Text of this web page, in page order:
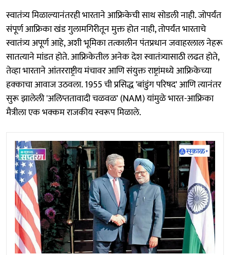
स्वातंत्र्य मिळाल्यानंतरही भारताने आफ्रिकेची साथ सोडली नाही. जोपर्यंत
संपूर्ण आफ्रिका खंड गुलामगिरीतून मुक्त होत नाही, तोपर्यंत भारताचे
स्वातंत्र्य अपूर्ण आहे, अशी भूमिका तत्कालीन पंतप्रधान जवाहरलाल नेहरू
सातत्याने मांडत होते. आफ्रिकेतील अनेक देश स्वातंत्र्यासाठी लढत होते,
तेव्हा भारताने आंतरराष्ट्रीय मंचावर आणि संयुक्त राष्ट्रांमध्ये आफ्रिकेच्या
हक्काचा आवाज उठवला. 1955 ची प्रसिद्ध 'बांडुंग परिषद' आणि त्यानंतर
सुरू झालेली 'अलिप्ततावादी चळवळ' (NAM) यांमुळे भारत-आफ्रिका
मैत्रीला एक भक्कम राजकीय स्वरूप मिळाले.